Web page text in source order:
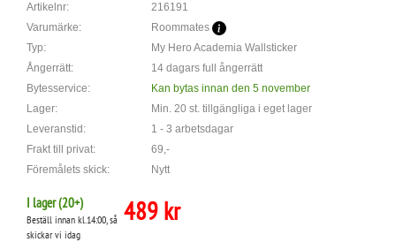
Artikelnr:
216191
Varumärke:
Roommates
Typ:
My Hero Academia Wallsticker
Ångerrätt:
14 dagars full ångerrätt
Bytesservice:
Kan bytas innan den 5 november
Lager:
Min. 20 st. tillgängliga i eget lager
Leveranstid:
1 - 3 arbetsdagar
Frakt till privat:
69,-
Föremålets skick:
Nytt
I lager (20+)
Beställ innan kl.14:00, så
skickar vi idag
489 kr